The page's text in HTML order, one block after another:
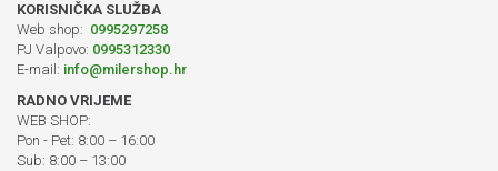
KORISNIČKA SLUŽBA
Web shop: 0995297258
PJ Valpovo: 0995312330
E-mail: info@milershop.hr
RADNO VRIJEME
WEB SHOP:
Pon - Pet: 8:00 – 16:00
Sub: 8:00 – 13:00